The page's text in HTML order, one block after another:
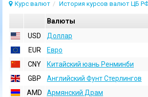
Курс валют История курсов валют ЦБ
Валюты
USD
Доллар
EUR
Евро
CNY
Китайский юань Ренминби
GBP
Английский Фунт Стерлингов
AMD
Армянский Драм